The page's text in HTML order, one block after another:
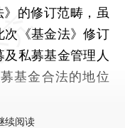
的修订范畴，虽
次《基金法》修订
私募基金管理人
基金合法的地位
续阅读